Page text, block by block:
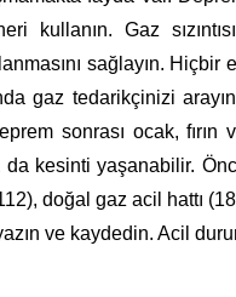
kullanın. Gaz
sağlayın. H içbir
gaz tedarikçinizi
sonrası ocak, fırın
kesinti yaşanabilir.
doğal gaz acil hattı
ve kaydedin. Acil